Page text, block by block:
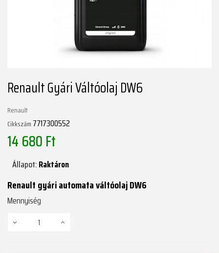
Renault Gyári Váltóolaj DW6
Renault
Cikkszám 7717300552
14 680 Ft
Állapot:Raktáron
Renault gyári automata váltóolaj DW6
Mennyiség